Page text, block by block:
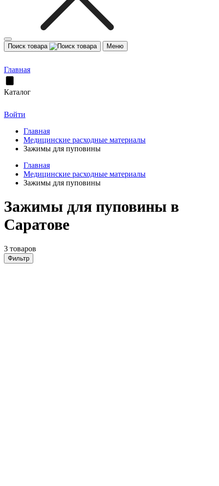
Поиск товара Меню
Главная
Каталог
Войти
Главная
Медицинские расходные материалы
Зажимы для пуповины
Главная
Медицинские расходные материалы
Зажимы для пуповины
Зажимы для пуповины в
Саратове
3 товаров
Фильтр